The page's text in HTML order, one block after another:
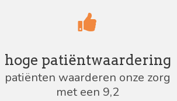
hoge patiëntwaardering
patiënten waarderen onze zorg
met een 9,2